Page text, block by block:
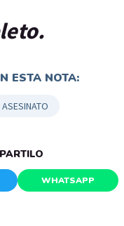
ESTA NOTA:
ASESINATO
WHATSAPP